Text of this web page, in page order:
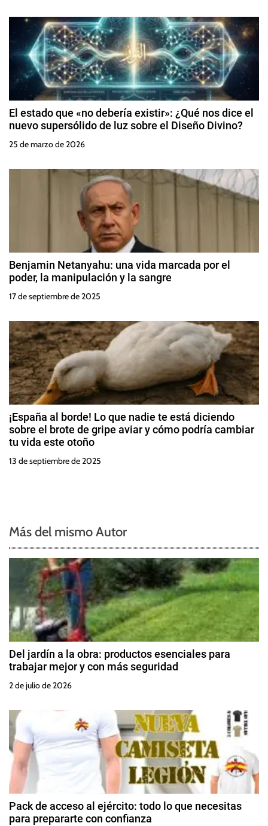
El estado que «no debería existir»: ¿Qué nos dice el
nuevo supersólido de luz sobre el Diseño Divino?
25 de marzo de 2026
Benjamin Netanyahu: una vida marcada por el
poder, la manipulación y la sangre
17 de septiembre de 2025
¡España al borde! Lo que nadie te está diciendo
sobre el brote de gripe aviar y cómo podría cambiar
tu vida este otoño
13 de septiembre de 2025
Más del mismo Autor
Del jardín a la obra: productos esenciales para
trabajar mejor y con más seguridad
2 de julio de 2026
Pack de acceso al ejército: todo lo que necesitas
para prepararte con confianza